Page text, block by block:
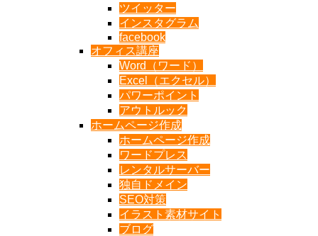
ツイッター
インスタグラム
facebook
オフィス講座
Word（ワード）
Excel（エクセル）
パワーポイント
アウトルック
ホームページ作成
ホームページ作成
ワードプレス
レンタルサーバー
独自ドメイン
SEO対策
イラスト素材サイト
ブログ